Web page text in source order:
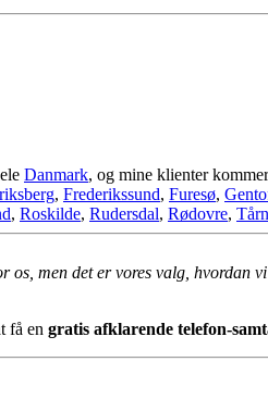
Danmark, og mine klienter
, Frederikssund, Furesø,
, Roskilde, Rudersdal, Rødovre,
men det er vores valg, hvordan
få en gratis afklarende telefon-